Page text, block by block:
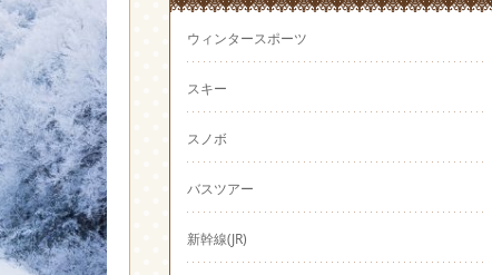
ウィンタースポーツ
スキー
スノボ
バスツアー
新幹線(JR)